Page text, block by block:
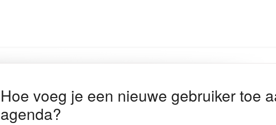
Hoe voeg je een nieuwe gebruiker toe
agenda?